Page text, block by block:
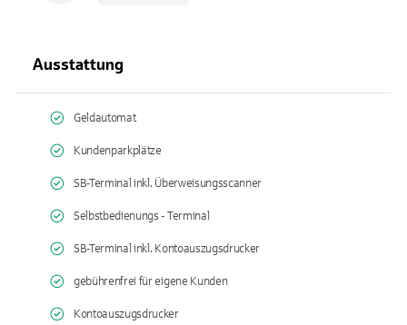
Ausstattung
Geldautomat
Kundenparkplätze
SB-Terminal inkl. Überweisungsscanner
Selbstbedienungs - Terminal
SB-Terminal inkl. Kontoauszugsdrucker
gebührenfrei für eigene Kunden
Kontoauszugsdrucker